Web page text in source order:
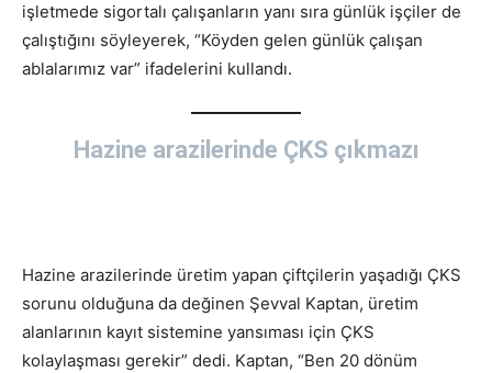
işletmede sigortalı çalışanların yanı sıra günlük işçiler de
çalıştığını söyleyerek, “Köyden gelen günlük çalışan
ablalarımız var” ifadelerini kullandı.
Hazine arazilerinde ÇKS çıkmazı
Hazine arazilerinde üretim yapan çiftçilerin yaşadığı ÇKS
sorunu olduğuna da değinen Şevval Kaptan, üretim
alanlarının kayıt sistemine yansıması için ÇKS
kolaylaşması gerekir” dedi. Kaptan, “Ben 20 dönüm